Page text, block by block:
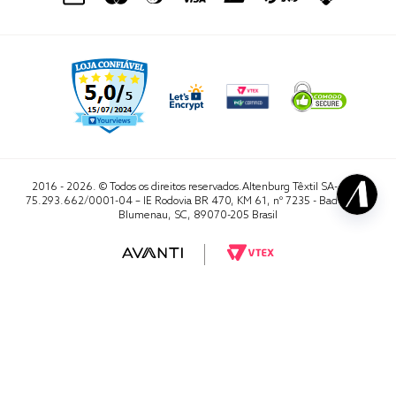
2016 - 2026. © Todos os direitos reservados.Altenburg Têxtil SA- CNPJ
75.293.662/0001-04 – IE Rodovia BR 470, KM 61, nº 7235 - Badenfurt,
Blumenau, SC, 89070-205 Brasil